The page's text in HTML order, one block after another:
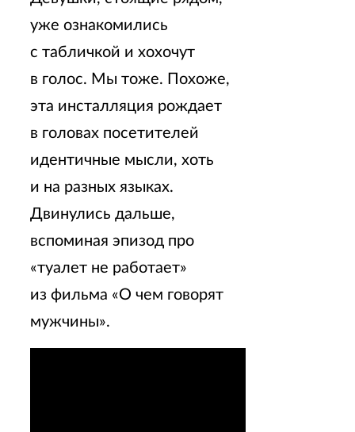
уже ознакомились
с табличкой и хохочут
в голос. Мы тоже. Похоже,
эта инсталляция рождает
в головах посетителей
идентичные мысли, хоть
и на разных языках.
Двинулись дальше,
вспоминая эпизод про
«туалет не работает»
из фильма «О чем говорят
мужчины».